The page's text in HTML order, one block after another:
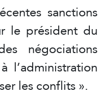
sanctions
le président du
négociations
l’administration
les conflits ».